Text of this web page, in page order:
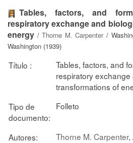
Tables, factors, and
respiratory exchange and
energy /Thorne M. Carpenter/
Washington (1939)
Título :
Tables, factors, and
respiratory
transformations of
Tipo de
documento:
Folleto
Autores: Thorne M. Carpenter,